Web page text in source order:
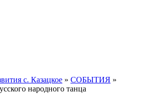
с. Казацкое » СОБЫТИЯ »
народного танца